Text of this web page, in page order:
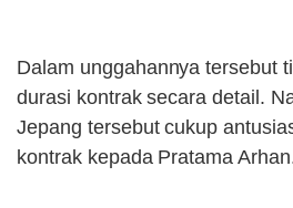
Dalam unggahannya tersebut
durasi kontrak secara detail.
Jepang tersebut cukup
kontrak kepada Pratama